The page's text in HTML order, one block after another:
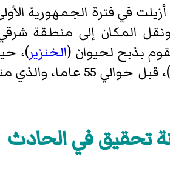
أزيلت في فترة الجمهورية
المكان إلى منطقة شرقي
بذبح لحيوان (الخنزير)،
علنية في سوق البتاوين (شارع
تحقيق في الحادث